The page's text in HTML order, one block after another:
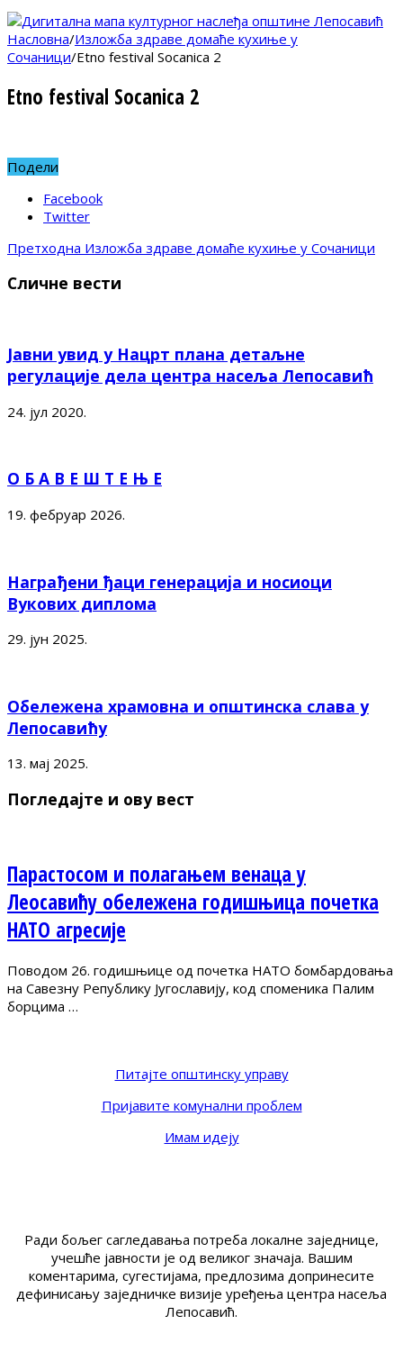
Насловна/Изложба здраве домаће кухиње у
Сочаници/Etno festival Socanica 2
Etno festival Socanica 2
Подели
Facebook
Twitter
Претходна Изложба здраве домаће кухиње у Сочаници
Сличне вести
Јавни увид у Нацрт плана детаљне
регулације дела центра насеља Лепосавић
24. јул 2020.
О Б А В Е Ш Т Е Њ Е
19. фебруар 2026.
Награђени ђаци генерација и носиоци
Вукових диплома
29. јун 2025.
Обележена храмовна и општинска слава у
Лепосавићу
13. мај 2025.
Погледајте и ову вест
Парастосом и полагањем венаца у
Леосавићу обележена годишњица почетка
НАТО агресије
Поводом 26. годишњице од почетка НАТО бомбардовања
на Савезну Републику Југославију, код споменика Палим
борцима …
Питајте општинску управу
Пријавите комунални проблем
Имам идеју
Ради бољег сагледавања потреба локалне заједнице,
учешће јавности је од великог значаја. Вашим
коментарима, сугестијама, предлозима допринесите
дефинисању заједничке визије уређења центра насеља
Лепосавић.